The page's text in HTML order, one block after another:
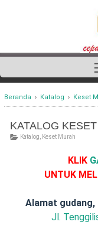
Beranda › Katalog › Keset
KATALOG
Katalog Keset Murah
KLIK
UNTUK
Alamat
Jl.